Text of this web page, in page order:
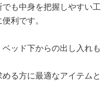
も中身を把握しやすい工
利です。
ッド下からの出し入れも
る方に最適なアイテムと